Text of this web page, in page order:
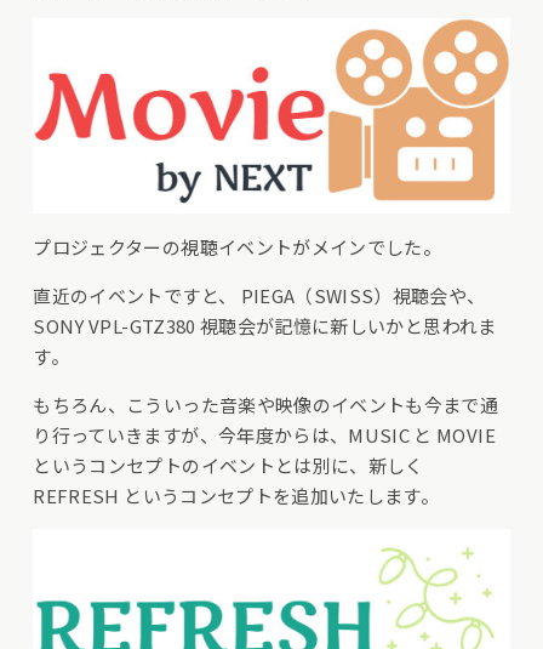
プロジェクターの視聴イベントがメインでした。
直近のイベントですと、 PIEGA（SWISS）視聴会や、
SONY VPL-GTZ380 視聴会が記憶に新しいかと思われま
す。
もちろん、こういった音楽や映像のイベントも今まで通
り行っていきますが、今年度からは、MUSIC と MOVIE
というコンセプトのイベントとは別に、新しく
REFRESH というコンセプトを追加いたします。